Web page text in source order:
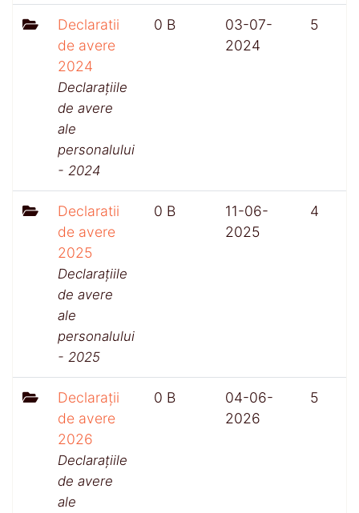
Declaratii
de avere
2024
Declarațiile
de avere
ale
personalului
- 2024
0 B
03-07-
2024
5
Declaratii
de avere
2025
Declarațiile
de avere
ale
personalului
- 2025
0 B
11-06-
2025
4
Declarații
de avere
2026
Declarațiile
de avere
ale
0 B
04-06-
2026
5